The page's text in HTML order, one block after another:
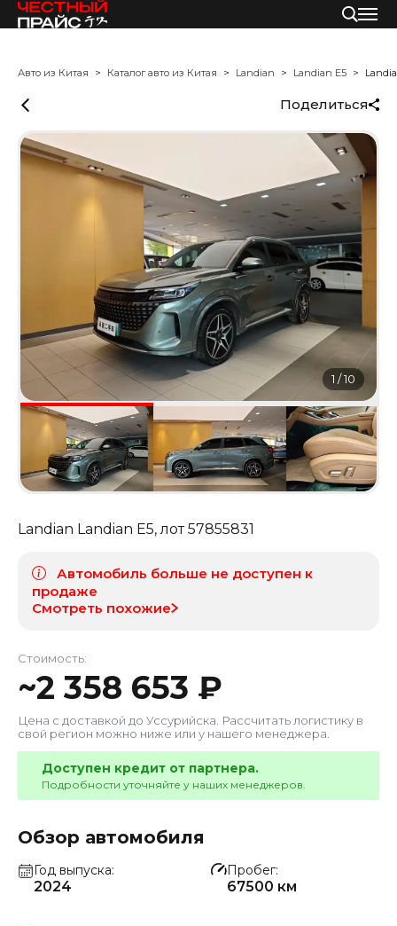
Авто из Китая Каталог авто из Китая Landian Landian E5
Поделиться
1 /10
Landian Landian E5, лот57855831
Автомобиль больше не доступен к
продаже
Смотреть похожие
Стоимость:
~2 358 653 ₽
Цена с доставкой до Уссурийска . Рассчитать логистику в
свой регион можно ниже или у нашего менеджера.
Доступен кредит от партнера.
Подробности уточняйте у наших менеджеров.
Обзор автомобиля
Год выпуска
2024
Пробег
67500 км